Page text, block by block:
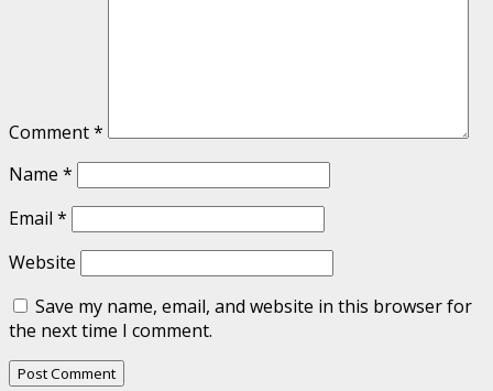
Comment*
Name *
Email *
Website
Save my name, email, and website in this browser for
the next time I comment.